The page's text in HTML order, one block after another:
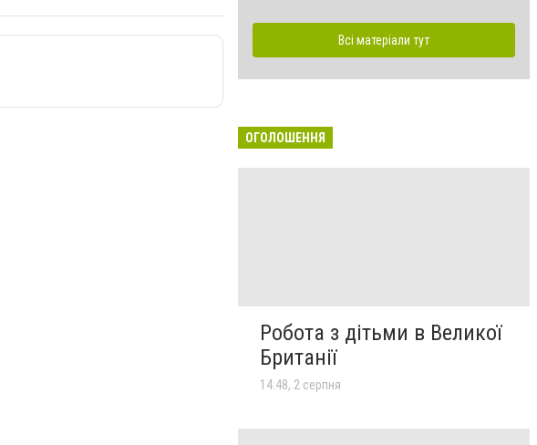
Всі матеріали тут
ОГОЛОШЕННЯ
Робота з дітьми в Великої
Британії
14:48, 2 серпня